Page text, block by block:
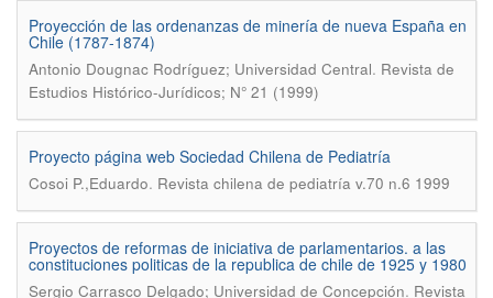
Proyección de las ordenanzas de minería de nueva España en
Chile (1787-1874)
Antonio Dougnac Rodríguez; Universidad Central. Revista de
Estudios Histórico-Jurídicos; N° 21 (1999)
Proyecto página web Sociedad Chilena de Pediatría
Cosoi P.,Eduardo. Revista chilena de pediatría v.70 n.6 1999
Proyectos de reformas de iniciativa de parlamentarios. a las
constituciones politicas de la republica de chile de 1925 y 1980
Sergio Carrasco Delgado; Universidad de Concepción. Revista